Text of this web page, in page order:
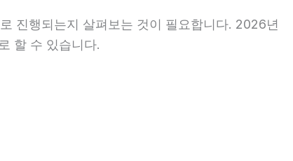
진행되는지 살펴보는 것이 필요합니다. 2026년
할 수 있습니다.